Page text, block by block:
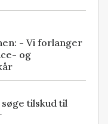
- Vi forlanger
og
tilskud til